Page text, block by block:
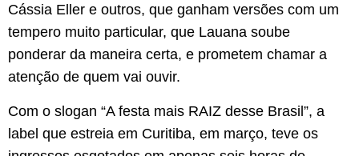
Cássia Eller e outros, que ganham versões com um
tempero muito particular, que Lauana soube
ponderar da maneira certa, e prometem chamar a
atenção de quem vai ouvir.
Com o slogan “A festa mais RAIZ desse Brasil”, a
label que estreia em Curitiba, em março, teve os